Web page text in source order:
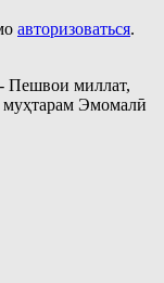
авторизоваться.
Пешвои миллат,
Эмомалӣ